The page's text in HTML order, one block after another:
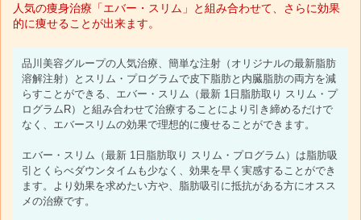
人気の痩身治療「エバー・スリム」と組み合わせて、さらに効果
的に痩せることが出来ます。
品川美容グループの人気治療、簡単な注射（オリジナルの最新脂肪
溶解注射）とスリム・プログラムで皮下脂肪と内臓脂肪の両方を減
らすことができる、エバー・スリム（最新 1日脂肪取り スリム・プ
ログラムR）と組み合わせて治療することにより引き締めるだけで
なく、エバースリムの効果で理想的に痩せることができます。
エバー・スリム（最新 1日脂肪取り スリム・プログラム）は脂肪吸
引とくらべダウンタイムも少なく、効果を早く実感することができ
ます。より効果を求めたい方や、脂肪吸引に抵抗がある方にオスス
メの治療です。